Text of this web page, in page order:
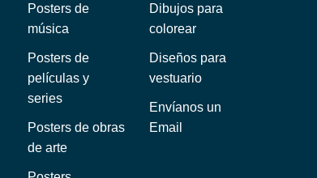
Posters de
música
Posters de
películas y
series
Posters de obras
de arte
Dibujos para
colorear
Diseños para
vestuario
Envíanos un
Email